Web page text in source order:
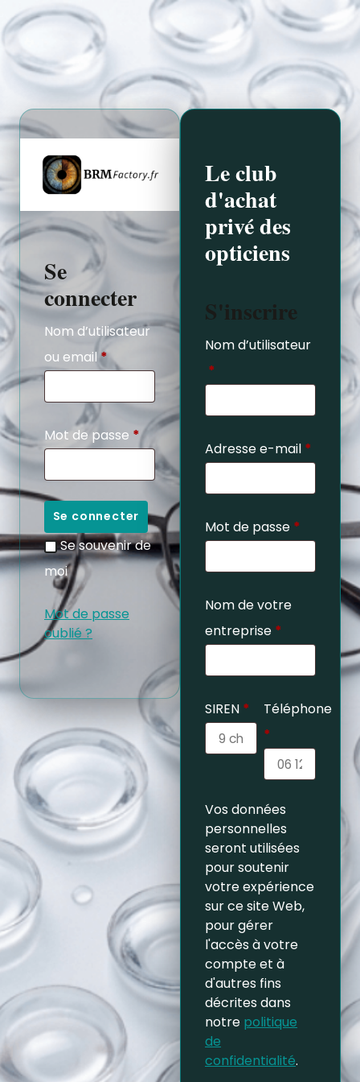
Se
connecter
Nom d’utilisateur
ou email*
Mot de passe *
Se connecter
Se souvenir de
moi
Mot de passe
oublié ?
Le club
d'achat
privé des
opticiens
S'inscrire
Nom d’utilisateur
*
Adresse e-mail *
Mot de passe *
Nom de votre
entreprise *
SIREN *
Téléphone
*
Vos données
personnelles
seront utilisées
pour soutenir
votre expérience
sur ce site Web,
pour gérer
l'accès à votre
compte et à
d'autres fins
décrites dans
notre politique
de
confidentialité.